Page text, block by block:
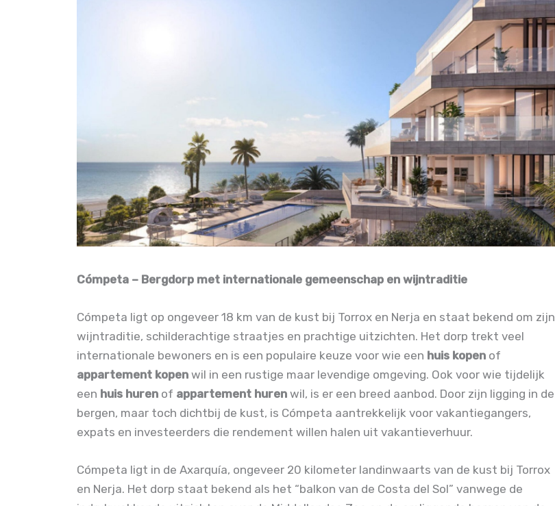
Cómpeta – Bergdorp met internationale gemeenschap en wijntraditie
Cómpeta ligt op ongeveer 18 km van de kust bij Torrox en Nerja en staat bekend om zijn
wijntraditie, schilderachtige straatjes en prachtige uitzichten. Het dorp trekt veel
internationale bewoners en is een populaire keuze voor wie een huis kopen of
appartement kopen wil in een rustige maar levendige omgeving. Ook voor wie tijdelijk
een huis huren of appartement huren wil, is er een breed aanbod. Door zijn ligging in de
bergen, maar toch dichtbij de kust, is Cómpeta aantrekkelijk voor vakantiegangers,
expats en investeerders die rendement willen halen uit vakantieverhuur.
Cómpeta ligt in de Axarquía, ongeveer 20 kilometer landinwaarts van de kust bij Torrox
en Nerja. Het dorp staat bekend als het “balkon van de Costa del Sol” vanwege de